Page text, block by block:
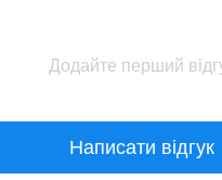
Додайте перший
Написати відгук